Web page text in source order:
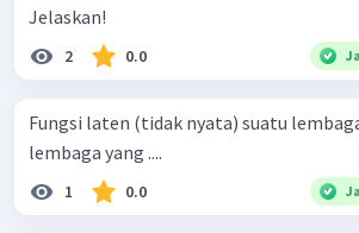
Jelaskan!
2 0.0
Fungsi laten (tidak nyata) suatu
lembaga yang ....
1 0.0